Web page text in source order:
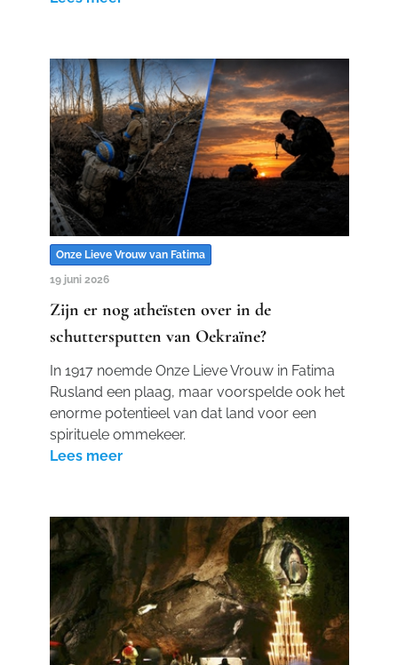
Onze Lieve Vrouw van Fatima
19 juni 2026
Zijn er nog atheïsten over in de
schuttersputten van Oekraïne?
In 1917 noemde Onze Lieve Vrouw in Fatima
Rusland een plaag, maar voorspelde ook het
enorme potentieel van dat land voor een
spirituele ommekeer.
Lees meer